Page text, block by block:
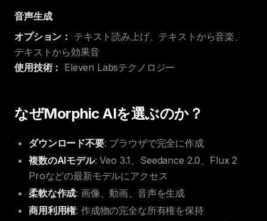
音声生成
オプション： テキスト読み上げ、テキストから音楽、
テキストから効果音
使用技術： Eleven Labsテクノロジー
なぜMorphic AIを選ぶのか？
ダウンロード不要: ブラウザで完全に作成
複数のAIモデル: Veo 3.1、Seedance 2.0、Flux 2
Proなどの最新モデルにアクセス
柔軟な作成: 画像、動画、音声を生成
商用利用権: 作成物の完全な所有権を保持